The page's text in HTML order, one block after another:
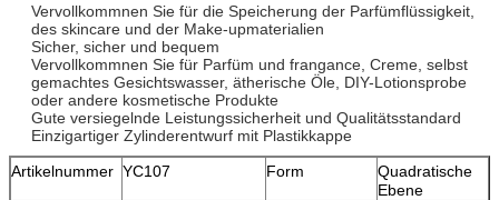
Vervollkommnen Sie für die Speicherung der Parfümflüssigkeit,
des skincare und der Make-upmaterialien
Sicher, sicher und bequem
Vervollkommnen Sie für Parfüm und frangance, Creme, selbst
gemachtes Gesichtswasser, ätherische Öle, DIY-Lotionsprobe
oder andere kosmetische Produkte
Gute versiegelnde Leistungssicherheit und Qualitätsstandard
Einzigartiger Zylinderentwurf mit Plastikkappe
Artikelnummer YC107 Form
Quadratische
Ebene